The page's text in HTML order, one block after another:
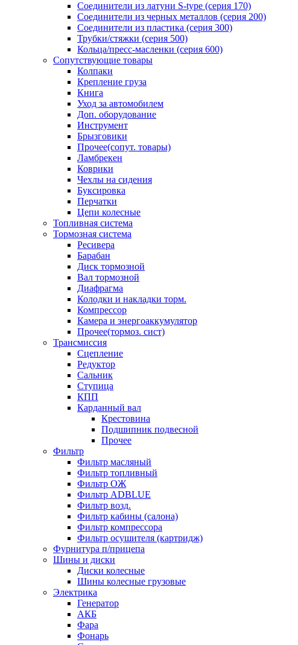
Соединители из латуни S-type (серия 170)
Соединители из черных металлов (серия 200)
Соединители из пластика (серия 300)
Трубки/стяжки (серия 500)
Кольца/пресс-масленки (серия 600)
Сопутствующие товары
Колпаки
Крепление груза
Книга
Уход за автомобилем
Доп. оборудование
Инструмент
Брызговики
Прочее(сопут. товары)
Ламбрекен
Коврики
Чехлы на сидения
Буксировка
Перчатки
Цепи колесные
Топливная система
Тормозная система
Ресивера
Барабан
Диск тормозной
Вал тормозной
Диафрагма
Колодки и накладки торм.
Компрессор
Камера и энергоаккумулятор
Прочее(тормоз. сист)
Трансмиссия
Сцепление
Редуктор
Сальник
Ступица
КПП
Карданный вал
Крестовина
Подшипник подвесной
Прочее
Фильтр
Фильтр масляный
Фильтр топливный
Фильтр ОЖ
Фильтр ADBLUE
Фильтр возд.
Фильтр кабины (салона)
Фильтр компрессора
Фильтр осушителя (картридж)
Фурнитура п/прицепа
Шины и диски
Диски колесные
Шины колесные грузовые
Электрика
Генератор
АКБ
Фара
Фонарь